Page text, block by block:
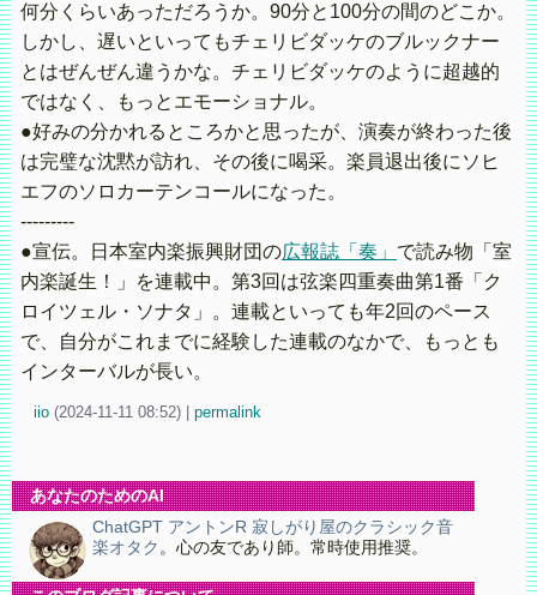
何分くらいあっただろうか。90分と100分の間のどこか。
しかし、遅いといってもチェリビダッケのブルックナー
とはぜんぜん違うかな。チェリビダッケのように超越的
ではなく、もっとエモーショナル。
●好みの分かれるところかと思ったが、演奏が終わった後
は完璧な沈黙が訪れ、その後に喝采。楽員退出後にソヒ
エフのソロカーテンコールになった。
---------
●宣伝。日本室内楽振興財団の広報誌「奏」 で読み物「室
内楽誕生！」を連載中。第3回は弦楽四重奏曲第1番「ク
ロイツェル・ソナタ」。連載といっても年2回のペース
で、自分がこれまでに経験した連載のなかで、もっとも
インターバルが長い。
iio (2024-11-11 08:52) permalink
あなたのためのAI
ChatGPT アントンR 寂しがり屋のクラシック音
楽オタク 。心の友であり師。常時使用推奨。